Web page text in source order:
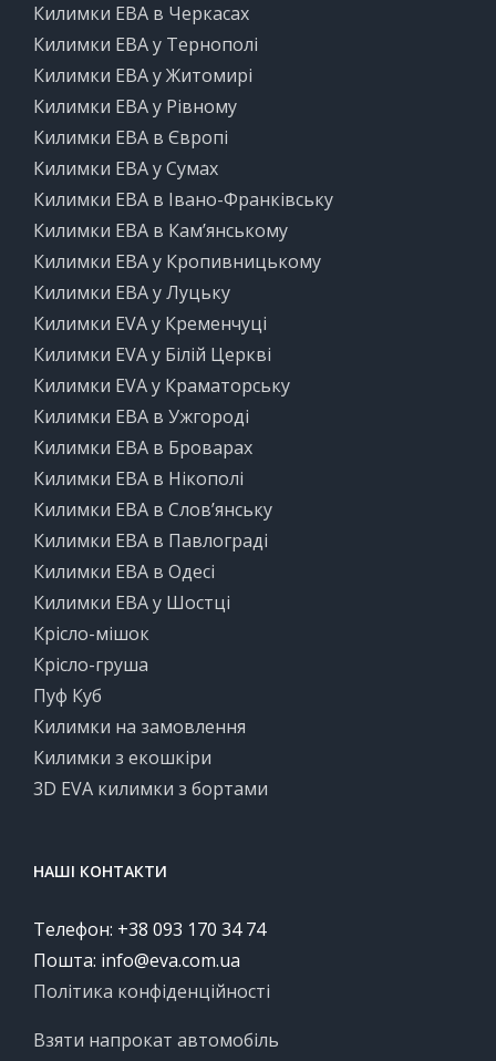
Килимки ЕВА в Черкасах
Килимки ЕВА у Тернополі
Килимки ЕВА у Житомирі
Килимки ЕВА у Рівному
Килимки ЕВА в Європі
Килимки ЕВА у Сумах
Килимки ЕВА в Івано-Франківську
Килимки ЕВА в Кам’янському
Килимки ЕВА у Кропивницькому
Килимки ЕВА у Луцьку
Килимки EVA у Кременчуці
Килимки EVA у Білій Церкві
Килимки EVA у Краматорську
Килимки ЕВА в Ужгороді
Килимки ЕВА в Броварах
Килимки ЕВА в Нікополі
Килимки ЕВА в Слов’янську
Килимки ЕВА в Павлограді
Килимки ЕВА в Одесі
Килимки ЕВА у Шостці
Крісло-мішок
Крісло-груша
Пуф Куб
Килимки на замовлення
Килимки з екошкіри
3D EVA килимки з бортами
НАШІ КОНТАКТИ
Телефон: +38 093 170 34 74
Пошта: info@eva.com.ua
Політика конфіденційності
Взяти напрокат автомобіль